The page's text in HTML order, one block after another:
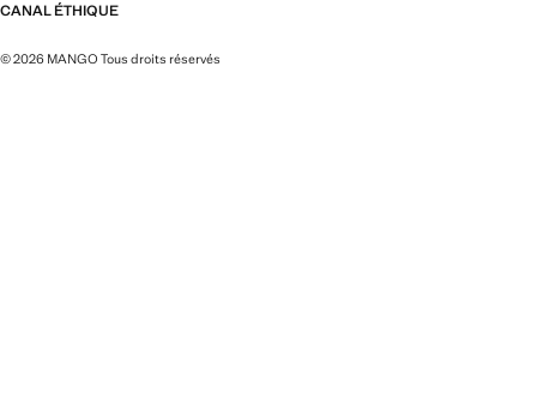
CANAL ÉTHIQUE
© 2026 MANGO Tous droits réservés